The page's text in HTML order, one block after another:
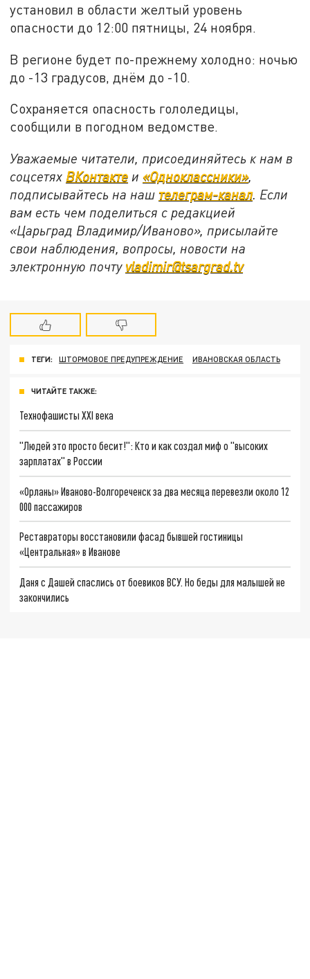
установил в области желтый уровень
опасности до 12:00 пятницы, 24 ноября.
В регионе будет по-прежнему холодно: ночью
до -13 градусов, днём до -10.
Сохраняется опасность гололедицы,
сообщили в погодном ведомстве.
Уважаемые читатели, присоединяйтесь к нам в
соцсетях ВКонтакте и«Одноклассники»,
подписывайтесь на наш телеграм-канал. Если
вам есть чем поделиться с редакцией
«Царьград Владимир/Иваново», присылайте
свои наблюдения, вопросы, новости на
электронную почту vladimir@tsargrad.tv
ТЕГИ: ШТОРМОВОЕ ПРЕДУПРЕЖДЕНИЕ ИВАНОВСКАЯ ОБЛАСТЬ
ЧИТАЙТЕ ТАКЖЕ:
Технофашисты XXI века
"Людей это просто бесит!": Кто и как создал миф о "высоких
зарплатах" в России
«Орланы» Иваново-Волгореченск за два месяца перевезли около 12
000 пассажиров
Реставраторы восстановили фасад бывшей гостиницы
«Центральная» в Иванове
Даня с Дашей спаслись от боевиков ВСУ. Но беды для малышей не
закончились